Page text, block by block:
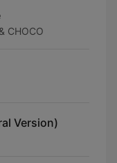
CHOCO
Version)